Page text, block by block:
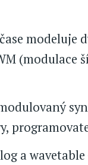
modeluje
(modulace
a wavetable